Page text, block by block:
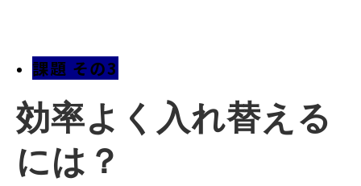
課題 その3
効率よく入れ替える
には？